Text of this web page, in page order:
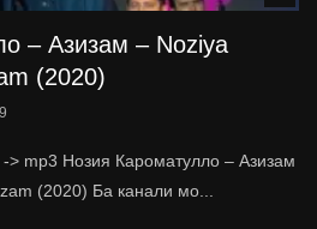
– Азизам – Noziya
(2020)
-> mp3 Нозия Кароматулло – Азизам
(2020) Ба канали мо...